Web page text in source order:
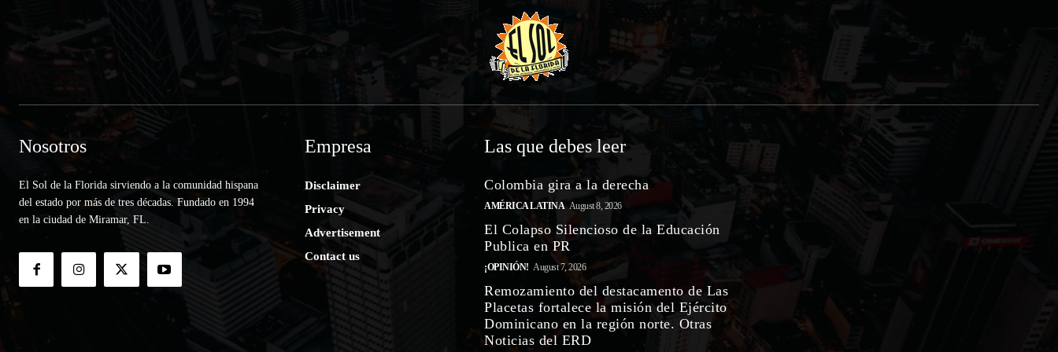
Nosotros
El Sol de la Florida sirviendo a la comunidad hispana
del estado por más de tres décadas. Fundado en 1994
en la ciudad de Miramar, FL.
Empresa
Disclaimer
Privacy
Advertisement
Contact us
Las que debes leer
Colombia gira a la derecha
AMÉRICA LATINA August 8, 2026
El Colapso Silencioso de la Educación
Publica en PR
¡OPINIÓN! August 7, 2026
Remozamiento del destacamento de Las
Placetas fortalece la misión del Ejército
Dominicano en la región norte. Otras
Noticias del ERD